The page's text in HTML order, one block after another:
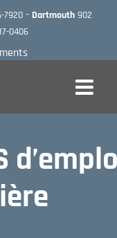
7920- Dartmouth 902
0406